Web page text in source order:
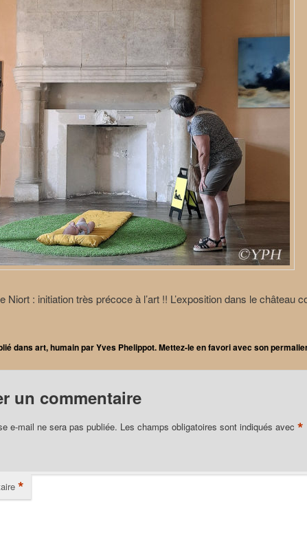
Niort : initiation très précoce à l’art !! L’exposition dans le château
dansart,humainparYves Phelippot. Mettez-le en favori avec son
un commentaire
e-mail ne sera pas publiée. Les champs obligatoires sont indiqués avec *
*